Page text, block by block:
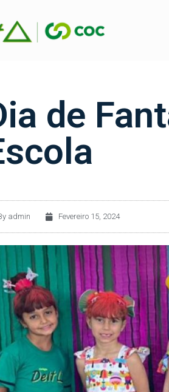
de
admin Fevereiro 15, 2024